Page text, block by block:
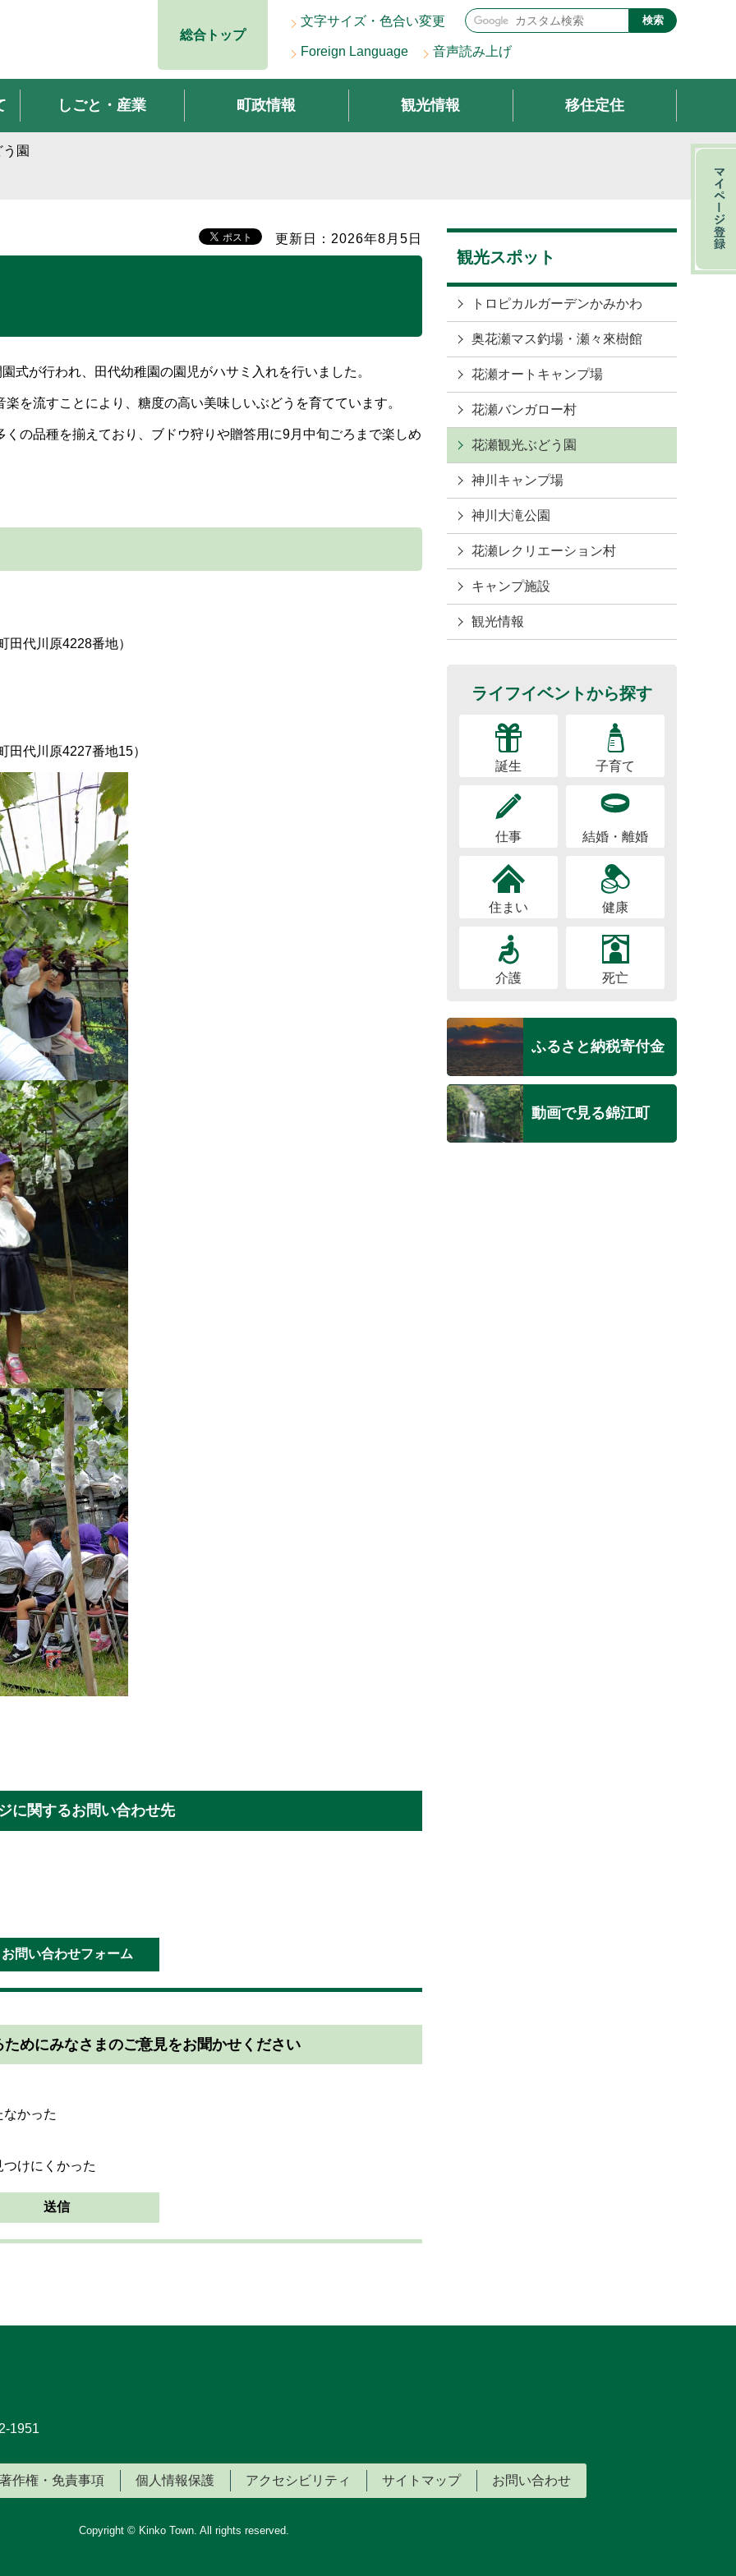
総合トップ
文字サイズ・色合い変更
Foreign Language 音声読み上げ
検索
しごと・産業 町政情報 観光情報 移住定住
園
更新日：2026年8月5日
式が行われ、田代幼稚園の園児がハサミ入れを行いました。
を流すことにより、糖度の高い美味しいぶどうを育てています。
の品種を揃えており、ブドウ狩りや贈答用に9月中旬ごろまで楽しめ
田代川原4228番地）
代川原4227番地15）
に関するお問い合わせ先
めにみなさまのご意見をお聞かせください
かった
つけにくかった
観光スポット
トロピカルガーデンかみかわ
奥花瀬マス釣場・瀬々來樹館
花瀬オートキャンプ場
花瀬バンガロー村
花瀬観光ぶどう園
神川キャンプ場
神川大滝公園
花瀬レクリエーション村
キャンプ施設
観光情報
ライフイベントから探す
誕生 子育て
仕事 結婚・離婚
住まい 健康
介護 死亡
ふるさと納税寄付金
動画で見る錦江町
1951
作権・免責事項 個人情報保護 アクセシビリティ サイトマップ お問い合わせ
Copyright © Kinko Town. All rights reserved.